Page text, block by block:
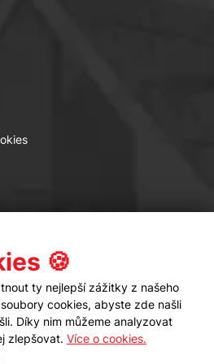
Sledujte nás
🍪
ty nejlepší zážitky z našeho
cookies, abyste zde našli
Díky nim můžeme analyzovat
zlepšovat. Více o cookies.